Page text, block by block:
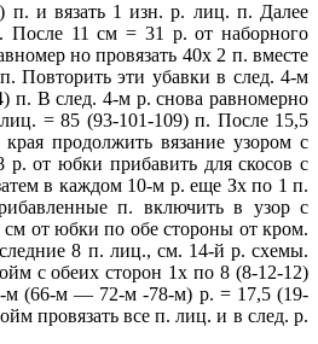
п. и вязать 1 изн. р. лиц. п. Далее
После 11 см = 31 р. от наборного
но провязать 40х 2 п. вместе
Повторить эти убавки в след. 4-м
п. В след. 4-м р. снова равномерно
= 85 (93-101-109) п. После 15,5
продолжить вязание узором с
от юбки прибавить для скосов с
в каждом 10-м р. еще Зх по 1 п.
п. включить в узор с
от юбки по обе стороны от кром.
8 п. лиц., см. 14-й р. схемы.
с обеих сторон 1х по 8 (8-12-12)
м (66-м — 72-м -78-м) р. = 17,5 (19-
провязать все п. лиц. и в след. р.